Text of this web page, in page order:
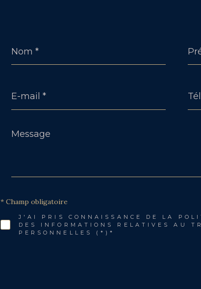
* *
mail
*
*
Message
*
J'AI PRIS CONNAISSANCE DE LA
DES INFORMATIONS RELATIVES AU
PERSONNELLES (*)*
* Champ obligatoire